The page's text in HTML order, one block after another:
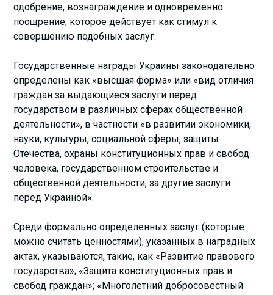
одобрение, вознаграждение и одновременно
поощрение, которое действует как стимул к
совершению подобных заслуг.
Государственные награды Украины законодательно
определены как «высшая форма» или «вид отличия
граждан за выдающиеся заслуги перед
государством в различных сферах общественной
деятельности», в частности «в развитии экономики,
науки, культуры, социальной сферы, защиты
Отечества, охраны конституционных прав и свобод
человека, государственном строительстве и
общественной деятельности, за другие заслуги
перед Украиной».
Среди формально определенных заслуг (которые
можно считать ценностями), указанных в наградных
актах, указываются, такие, как «Развитие правового
государства»; «Защита конституционных прав и
свобод граждан»; «Многолетний добросовестный